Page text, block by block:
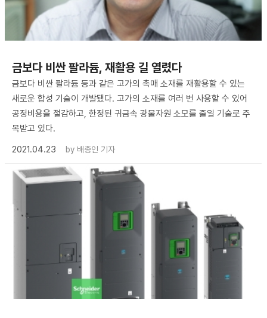
금보다 비싼 팔라듐, 재활용 길 열렸다
금보다 비싼 팔라듐 등과 같은 고가의 촉매 소재를 재활용할 수 있는
새로운 합성 기술이 개발됐다. 고가의 소재를 여러 번 사용할 수 있어
공정비용을 절감하고, 한정된 귀금속 광물자원 소모를 줄일 기술로 주
목받고 있다.
2021.04.23
by 배종인 기자